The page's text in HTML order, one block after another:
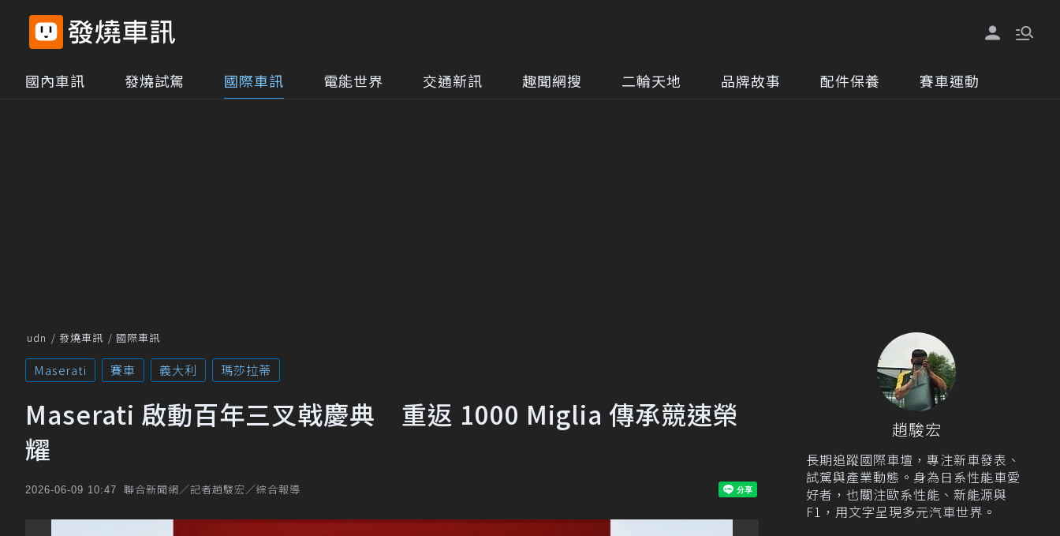
國內車訊 發燒試駕 國際車訊 電能世界 交通新訊 趣聞網搜 二輪天地 品牌故事 配件保養 賽車運動
udn 發燒車訊 國際車訊
Maserati 賽車 義大利 瑪莎拉蒂
Maserati 啟動百年三叉戟慶典 重返 1000 Miglia 傳承競速榮
耀
2026-06-09 10:47 聯合新聞網／記者趙駿宏／綜合報導
趙駿宏
長期追蹤國際車壇，專注新車發表、
試駕與產業動態。身為日系性能車愛
好者，也關注歐系性能、新能源與
F1，用文字呈現多元汽車世界。